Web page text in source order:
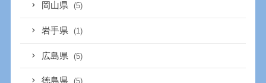
岡山県 (5)
岩手県 (1)
広島県 (5)
徳島県 (5)